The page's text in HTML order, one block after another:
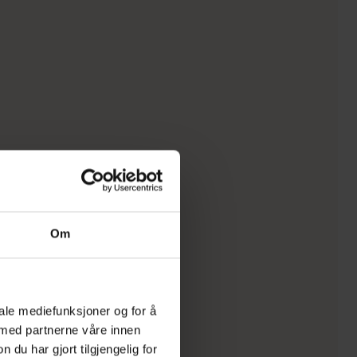
Om
mediefunksjoner og for å
partnerne våre innen
du har gjort tilgjengelig for